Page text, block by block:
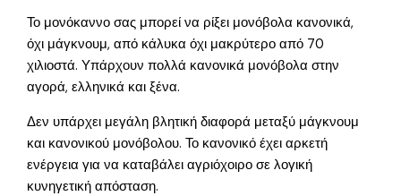
Το μονόκαννο σας μπορεί να ρίξει μονόβολα κανονικά,
όχι μάγκνουμ, από κάλυκα όχι μακρύτερο από 70
χιλιοστά. Υπάρχουν πολλά κανονικά μονόβολα στην
αγορά, ελληνικά και ξένα.
Δεν υπάρχει μεγάλη βλητική διαφορά μεταξύ μάγκνουμ
και κανονικού μονόβολου. Το κανονικό έχει αρκετή
ενέργεια για να καταβάλει αγριόχοιρο σε λογική
κυνηγετική απόσταση.